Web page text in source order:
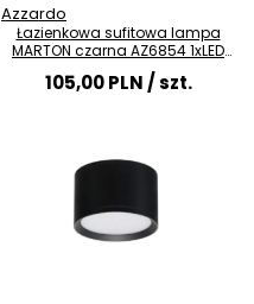
Azzardo
Łazienkowa sufitowa lampa
MARTON czarna AZ6854 1xLED
8W 4000K IP44 tuba
105,00 PLN / szt.